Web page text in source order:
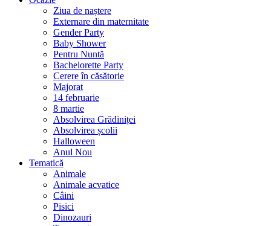
Ziua de naștere
Externare din maternitate
Gender Party
Baby Shower
Pentru Nuntă
Bachelorette Party
Cerere în căsătorie
Majorat
14 februarie
8 martie
Absolvirea Grădiniței
Absolvirea școlii
Halloween
Anul Nou
Tematică
Animale
Animale acvatice
Câini
Pisici
Dinozauri